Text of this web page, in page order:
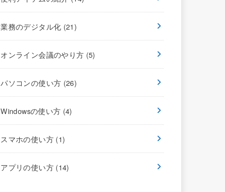
業務のデジタル化 (21)
オンライン会議のやり方 (5)
パソコンの使い方 (26)
Windowsの使い方 (4)
スマホの使い方 (1)
アプリの使い方 (14)